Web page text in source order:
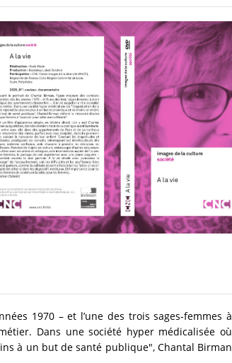
1970 – et l’une des trois sages-femmes à
Dans une société hyper médicalisée où
à un but de santé publique", Chantal Birman